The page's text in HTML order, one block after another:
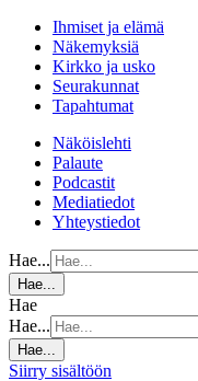
Ihmiset ja elämä
Näkemyksiä
Kirkko ja usko
Seurakunnat
Tapahtumat
Näköislehti
Palaute
Podcastit
Mediatiedot
Yhteystiedot
Hae...
Hae...
Hae
Hae...
Hae...
Siirry sisältöön